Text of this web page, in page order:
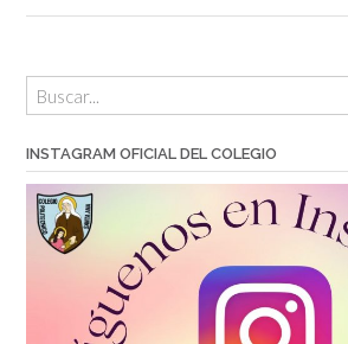
INSTAGRAM OFICIAL DEL COLEGIO